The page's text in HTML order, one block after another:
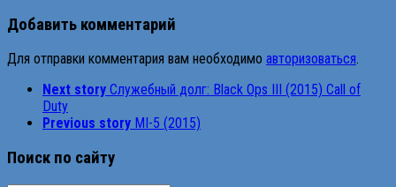
Добавить комментарий
Для отправки комментария вам необходимо авторизоваться.
Next story Служебный долг: Black Ops III (2015) Call of
Duty
Previous story MI-5 (2015)
Поиск по сайту